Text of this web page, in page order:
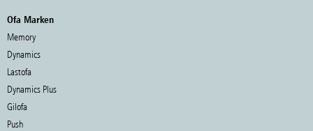
Ofa Marken
Memory
Dynamics
Lastofa
Dynamics Plus
Gilofa
Push